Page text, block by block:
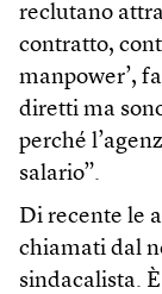
reclutano
contratto,
manpower’,
diretti ma
perché
salario”.
Di recente le
chiamati dal
sindacalista.